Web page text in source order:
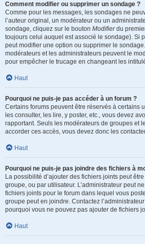
Comment modifier ou supprimer un sondage ?
Comme pour les messages, les sondages ne
l’auteur original, un modérateur ou un
sondage, cliquez sur le bouton Modifierdu
toujours celui auquel est associé le sondage). Si
peut modifier une option ou supprimer le
modérateurs et les administrateurs peuvent le
pour empêcher le trucage en changeant les
Haut
Pourquoi ne puis-je pas accéder à un forum ?
Certains forums peuvent être réservés à certains
les consulter, les lire, y poster, etc., vous devez
rapportant. Seuls les modérateurs de groupes et
accorder ces accès, vous devez donc les
Haut
Pourquoi ne puis-je pas joindre des fichiers à
La possibilité d’ajouter des fichiers joints peut
groupe, ou par utilisateur. L’administrateur peut
fichiers joints pour le forum dans lequel vous
groupe peut en joindre. Contactez
pourquoi vous ne pouvez pas ajouter de fichiers
Haut